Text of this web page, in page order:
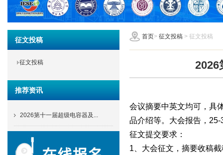
首页> 征文投稿 > 征文投稿
征文投稿
征文投稿
推荐资讯
2026第十一届超级电容器及...
2026
会议摘要中英文均可，具
品介绍等。大会报告，
征文提交要求：
1、大会征文，摘要收稿